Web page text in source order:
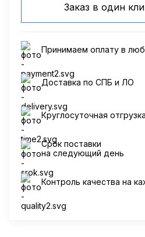
Заказ в один
Принимаем оплату в
Доставка по СПБ и ЛО
Круглосуточная
Срок поставки
на следующий день
Контроль качества на